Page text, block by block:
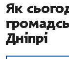
Як
Дніпрі